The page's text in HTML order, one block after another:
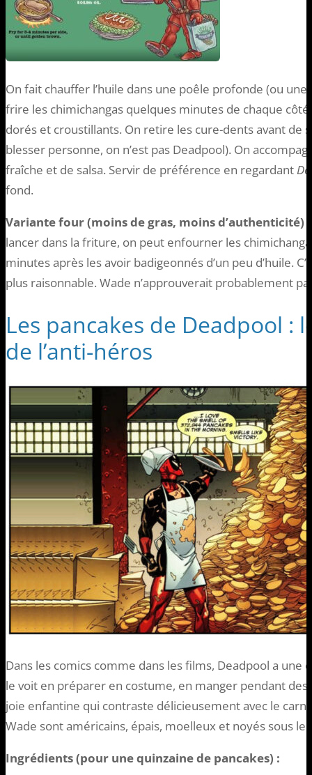
On fait chauffer l’huile dans une poêle profonde (ou
frire les chimichangas quelques minutes de chaque côté,
dorés et croustillants. On retire les cure-dents avant de
blesser personne, on n’est pas Deadpool). On
fraîche et de salsa. Servir de préférence en regardant
fond.
Variante four (moins de gras, moins d’authenticité) :
lancer dans la friture, on peut enfourner les
minutes après les avoir badigeonnés d’un peu d’huile.
plus raisonnable. Wade n’approuverait probablement
Les pancakes de Deadpool :
de l’anti-héros
Dans les comics comme dans les films, Deadpool a une
le voit en préparer en costume, en manger pendant
joie enfantine qui contraste délicieusement avec le
Wade sont américains, épais, moelleux et noyés sous le
Ingrédients (pour une quinzaine de pancakes) :